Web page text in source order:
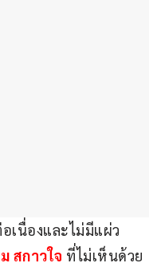
เนื่องและไม่มีแผ่ว
สกาวใจ ที่ไม่เห็นด้วย